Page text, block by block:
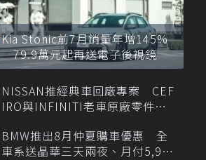
Kia Stonic前7月銷量年增145%
79.9萬元起再送電子後視鏡
NISSAN推經典車回廠專案 CEF
IRO與INFINITI老車原廠零件最
BMW推出8月仲夏購車優惠 全
車系送晶華三天兩夜、月付5,900